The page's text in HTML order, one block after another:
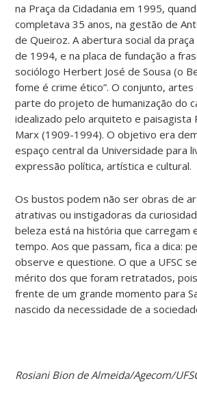
na Praça da Cidadania em 1995,
completava 35 anos, na gestão de
de Queiroz. A abertura social da
de 1994, e na placa de fundação a
sociólogo Herbert José de Sousa (o
fome é crime ético”. O conjunto, artes
parte do projeto de humanização do
idealizado pelo arquiteto e paisagista
Marx (1909-1994). O objetivo era
espaço central da Universidade para
expressão política, artística e cultural.
Os bustos podem não ser obras de
atrativas ou instigadoras da
beleza está na história que carregam
tempo. Aos que passam, fica a dica:
observe e questione. O que a UFSC
mérito dos que foram retratados,
frente de um grande momento para
nascido da necessidade de a
Rosiani Bion de Almeida/Agecom/